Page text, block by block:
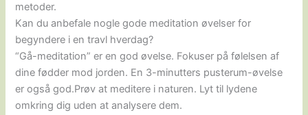
metoder.
Kan du anbefale nogle gode meditation øvelser for
begyndere i en travl hverdag?
“Gå-meditation” er en god øvelse. Fokuser på følelsen af
dine fødder mod jorden. En 3-minutters pusterum-øvelse
er også god.Prøv at meditere i naturen. Lyt til lydene
omkring dig uden at analysere dem.